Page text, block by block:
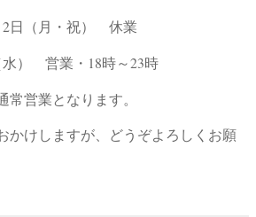
2日（月・祝） 休業
水） 営業・ 18時～23時
常営業となります。
かけしますが、どうぞよろしくお願